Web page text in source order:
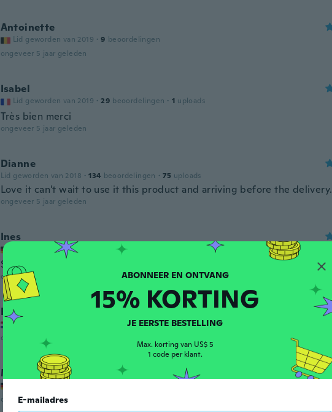
Antoinette
Lid geworden van 2019 · 9 beoordelingen
ongeveer 5 jaar geleden
Isabel
Lid geworden van 2019 · 29 beoordelingen · 1 uploads
Très bien merci
ongeveer 5 jaar geleden
Dianne
Lid geworden van 2018 · 134 beoordelingen · 75 uploads
Love it can't wait to use it this product and arriving before the delivery.
ongeveer 5 jaar geleden
Ines
Lid geworden van 2017 beoordelingen
Sehr gut
ongeveer 5 jaar geleden
Fransina
Lid geworden van 2019
beoordelingen
ongeveer 5 jaar geleden
Marie-Theres
ongeveer 5 jaar geleden
ABONNEER EN ONTVANG
15% KORTING
JE EERSTE BESTELLING
Max. korting van US$ 5
1 code per klant.
E-mailadres